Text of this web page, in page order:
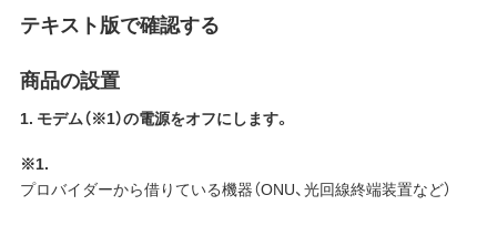
テキスト版で確認する
商品の設置
1. モデム（※1）の電源をオフにします。
※1.
プロバイダーから借りている機器（ONU、光回線終端装置など）